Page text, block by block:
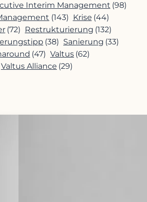
Interim Management (98)
(143) Krise (44)
(72) Restrukturierung (132)
(38) Sanierung (33)
(47) Valtus (62)
Valtus Alliance (29)